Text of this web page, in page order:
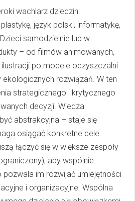
wachlarz dziedzin:
język polski, informatykę,
samodzielnie lub w
– od filmów animowanych,
po modele oczyszczalni
rozwiązań. W ten
strategicznego i krytycznego
decyzji. Wiedza
abstrakcyjna – staje się
osiągać konkretne cele.
łączyć się w większe zespoły
aby wspólnie
pozwala im rozwijać umiejętności
i organizacyjne. Wspólna